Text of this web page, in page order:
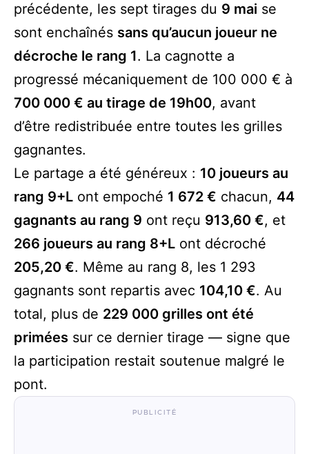
précédente, les sept tirages du 9 mai se
sont enchaînés sans qu’aucun joueur ne
décroche le rang 1. La cagnotte a
progressé mécaniquement de 100 000 € à
700 000 € au tirage de 19h00, avant
d’être redistribuée entre toutes les grilles
gagnantes.
Le partage a été généreux : 10 joueurs au
rang 9+Lont empoché 1 672 € chacun, 44
gagnants au rang 9 ont reçu 913,60 €, et
266 joueurs au rang 8+Lont décroché
205,20 €. Même au rang 8, les 1 293
gagnants sont repartis avec 104,10 €. Au
total, plus de 229 000 grilles ont été
priméessur ce dernier tirage — signe que
la participation restait soutenue malgré le
pont.